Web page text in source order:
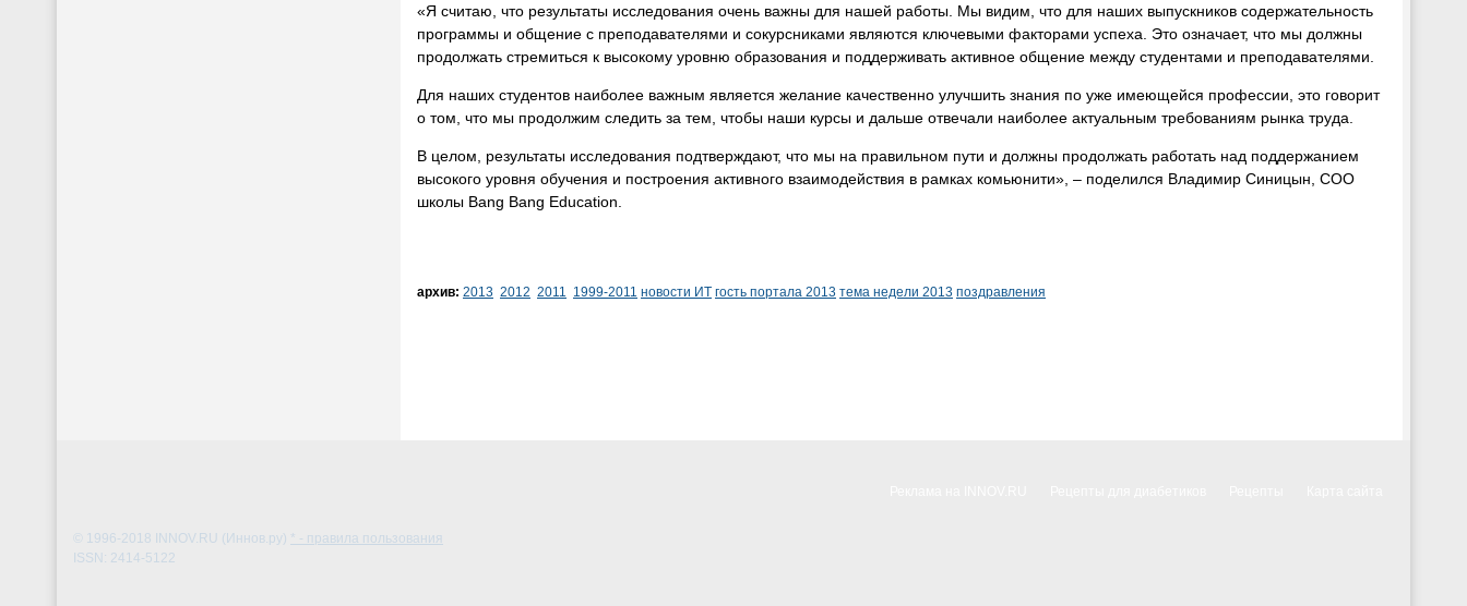
«Я считаю, что результаты исследования очень важны для нашей работы. Мы видим, что для наших выпускников содержательность
программы и общение с преподавателями и сокурсниками являются ключевыми факторами успеха. Это означает, что мы должны
продолжать стремиться к высокому уровню образования и поддерживать активное общение между студентами и преподавателями.
Для наших студентов наиболее важным является желание качественно улучшить знания по уже имеющейся профессии, это говорит
о том, что мы продолжим следить за тем, чтобы наши курсы и дальше отвечали наиболее актуальным требованиям рынка труда.
В целом, результаты исследования подтверждают, что мы на правильном пути и должны продолжать работать над поддержанием
высокого уровня обучения и построения активного взаимодействия в рамках комьюнити», – поделился Владимир Синицын, COO
школы Bang Bang Education.
архив: 2013 2012 2011 1999-2011 новости ИТ гость портала 2013 тема недели 2013 поздравления
© 1996-2018 INNOV.RU (Иннов.ру) * - правила пользования
ISSN: 2414-5122